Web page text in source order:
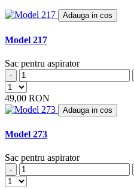
ASLOSAREF (1)
ATLANTA
BAUKNECHT
BEAM
BEKO (19)
BERYL
BESTRON
Adauga in cos
Model 217
Sac pentru aspirator
-
49,00 RON
Adauga in cos
Model 273
Sac pentru aspirator
-